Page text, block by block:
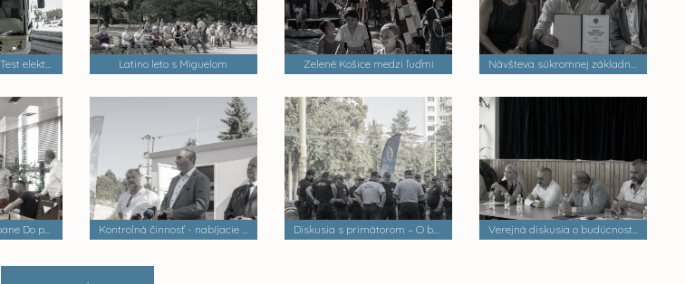
Kontrolná činnosť - Test električiek a trate MET 2 Latino leto s Miguelom Zelené Košice medzi ľuďmi Návšteva súkromnej základnej umeleckej školy Zádielska
Vyhodnotenie kampane Do práce na bicykli Kontrolná činnosť - nabíjacie stanice elektrobusov Diskusia s primátorom – O bezpečnosti a verejnom poriadku Verejná diskusia o budúcnosti mestských častí